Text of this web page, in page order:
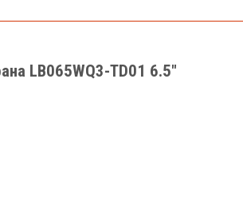
LB065WQ3-TD01 6.5"